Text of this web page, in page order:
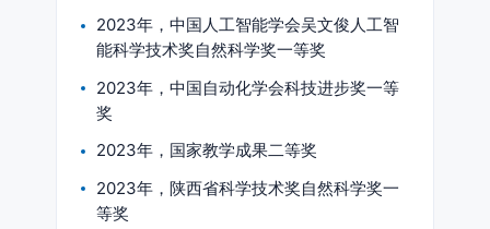
2023年，中国人工智能学会吴文俊人工智
能科学技术奖自然科学奖一等奖
2023年，中国自动化学会科技进步奖一等
奖
2023年，国家教学成果二等奖
2023年，陕西省科学技术奖自然科学奖一
等奖